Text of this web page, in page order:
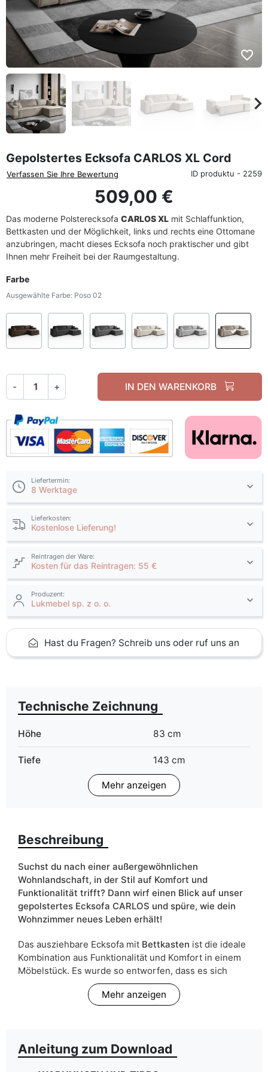
favorite_border
Zurück
Gepolstertes Ecksofa CARLOS XL Cord
Verfassen Sie Ihre Bewertung ID produktu - 2259
509,00 €
Das moderne Polsterecksofa CARLOS XL mit Schlaffunktion,
Bettkasten und der Möglichkeit, links und rechts eine Ottomane
anzubringen, macht dieses Ecksofa noch praktischer und gibt
Ihnen mehr Freiheit bei der Raumgestaltung.
Farbe
Ausgewählte Farbe: Poso 02
Poso 110
- + IN DEN WARENKORB
Liefertermin:
8 Werktage
Lieferkosten:
Kostenlose Lieferung!
Reintragen der Ware:
Kosten für das Reintragen: 55 €
Produzent:
Lukmebel sp. z o. o.
Hast du Fragen? Schreib uns oder ruf uns an
Technische Zeichnung
Höhe 83 cm
Tiefe 143 cm
130x230 cm
Bettwäsche behälter
Ecksofa Form Ecksofa "L" typ
Schlafffunktion ja
ean13 5905723928479
Liefertermin: 8 Werktage
Aufgrund des Produktionsprozesses und der
Materialeigenschaften sind Maßabweichungen von +/- 2–3 cm
möglich.
Mehr anzeigen
Beschreibung
Suchst du nach einer außergewöhnlichen
Wohnlandschaft, in der Stil auf Komfort und
Funktionalität trifft? Dann wirf einen Blick auf unser
gepolstertes Ecksofa CARLOS und spüre, wie dein
Wohnzimmer neues Leben erhält!
Das ausziehbare Ecksofa mit Bettkasten ist die ideale
Kombination aus Funktionalität und Komfort in einem
Möbelstück. Es wurde so entworfen, dass es sich
perfekt in Wohnräume einfügt und den verfügbaren
Platz optimal nutzt.
Gefertigt mitLiebe zum Detail
Sein Hauptvorteil sindWellenfedern
Mehr anzeigen
Anleitung zum Download